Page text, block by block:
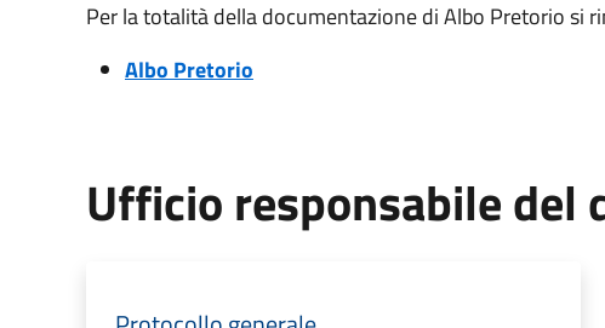
Per la totalità della documentazione di Albo Pretorio si
Albo Pretorio
Ufficio responsabile del